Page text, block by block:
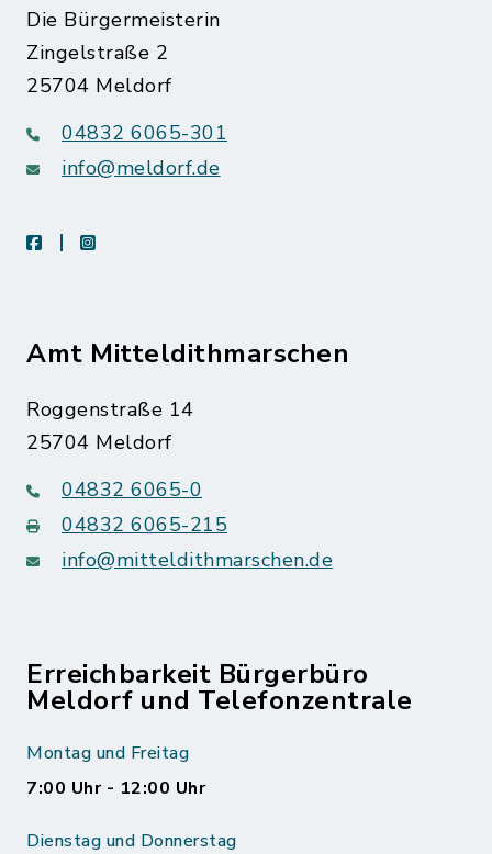
Die Bürgermeisterin
Zingelstraße 2
25704 Meldorf
04832 6065-301
info@meldorf.de
facebookinstagram
Amt Mitteldithmarschen
Roggenstraße 14
25704 Meldorf
04832 6065-0
04832 6065-215
info@mitteldithmarschen.de
Erreichbarkeit Bürgerbüro
Meldorf und Telefonzentrale
Montag und Freitag
7:00 Uhr - 12:00 Uhr
Dienstag und Donnerstag